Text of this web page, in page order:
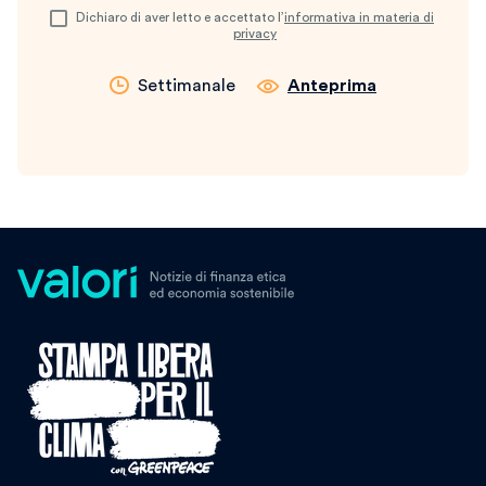
Dichiaro di aver letto e accettato l’informativa in materia di
privacy
Settimanale Anteprima